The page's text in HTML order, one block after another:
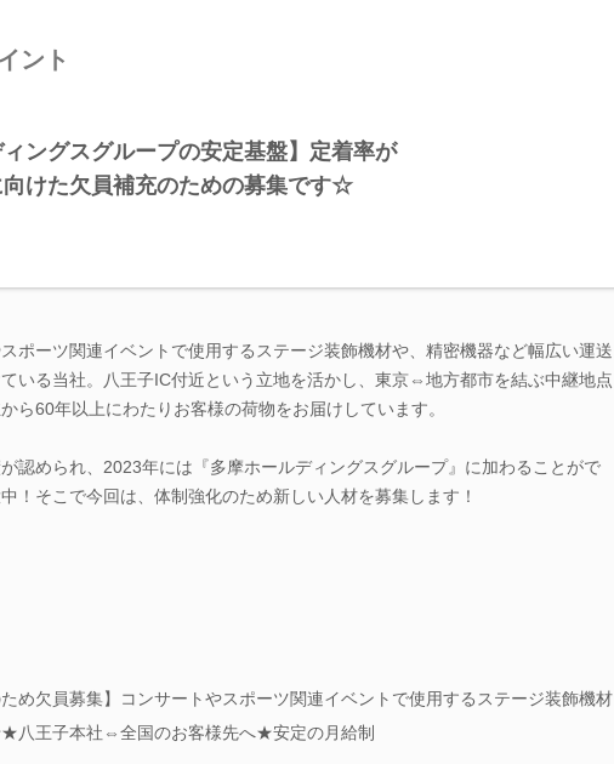
ント
ィングスグループの安定基盤】定着率が
けた欠員補充のための募集です☆
ポーツ関連イベントで使用するステージ装飾機材や、精密機器など幅広い運送
いる当社。八王子IC付近という立地を活かし、東京⇔地方都市を結ぶ中継地点
ら60年以上にわたりお客様の荷物をお届けしています。
認められ、2023年には『多摩ホールディングスグループ』に加わることがで
！そこで今回は、体制強化のため新しい人材を募集します！
ため欠員募集】コンサートやスポーツ関連イベントで使用するステージ装飾機材
★八王子本社⇔全国のお客様先へ★安定の月給制